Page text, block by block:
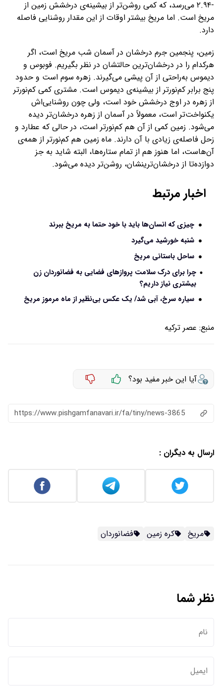
-۲.۹۴ می‌رسد، که کمی روشن‌تر از بیشینه‌ی درخشش زمین از
مریخ است. اما مریخ بیشتر اوقات از این مقدار روشنایی فاصله
دارد.
زمین، پنجمین جرم درخشان در آسمان شب مریخ است، اگر
هرکدام را در درخشان‌ترین حالتشان در نظر بگیریم. فوبوس و
دیموس به‌راحتی از آن پیشی می‌گیرند. زهره سوم است و حدود
پنج برابر کم‌نورتر از بیشینه‌ی دیموس است. مشتری کمی کم‌نورتر
از زهره در اوج درخشش خود است، ولی چون روشنایی‌اش
یکنواخت‌تر است، معمولاً در آسمان از زهره درخشان‌تر دیده
می‌شود. زمین کمی از آن هم کم‌نورتر است، در حالی که عطارد و
زحل فاصله‌ی زیادی با آن دارند. ماه زمین هم کم‌نورتر از همه‌ی
آن‌هاست، اما هنوز هم از تمام ستاره‌ها، البته شاید به جز
دوازده‌تا از درخشان‌ترینشان، روشن‌تر دیده می‌شود.
اخبار مرتبط
چیزی که انسان‌ها باید با خود حتما به مریخ ببرند
شنبه خورشید می‌گیرد
ساحل باستانی مریخ
چرا برای درک سلامت پروازهای فضایی به فضانوردان زن
بیشتری نیاز داریم؟
سیاره سرخ، آبی شد/ یک عکس بی‌نظیر از ماه مرموز مریخ
منبع: عصر ترکیه
آیا این خبر مفید بود؟
https://www.pishgamfanavari.ir/fa/tiny/news-3865
ارسال به دیگران :
مریخ کره زمین فضانوردان
نظر شما